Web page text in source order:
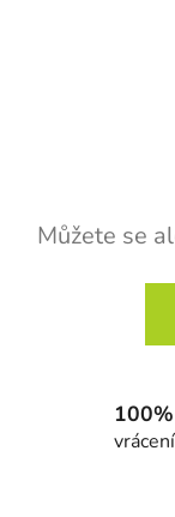
Můžete se